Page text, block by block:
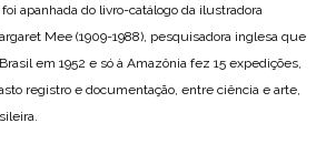
apanhada do livro-catálogo da ilustradora
Mee (1909-1988), pesquisadora inglesa que
em 1952 e só à Amazônia fez 15 expedições,
registro e documentação, entre ciência e arte,